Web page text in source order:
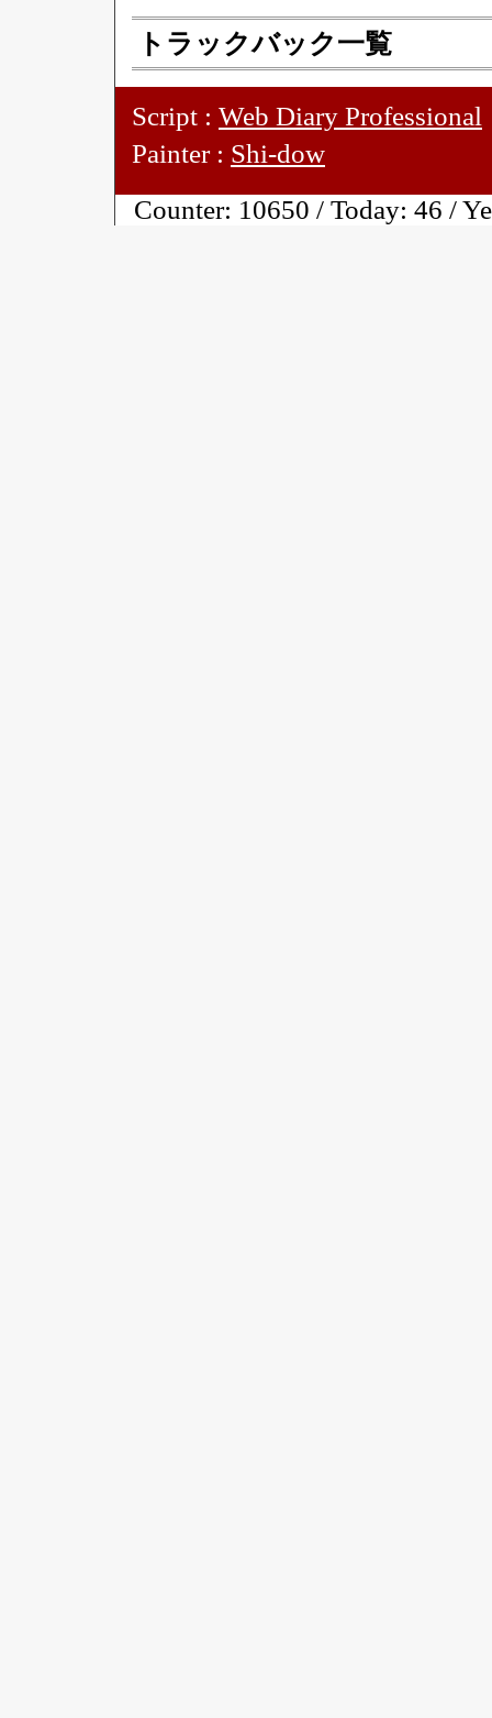
トラックバック一覧
Script : Web Diary Professional
Painter : Shi-dow
Counter: 10650 / Today: 46 /